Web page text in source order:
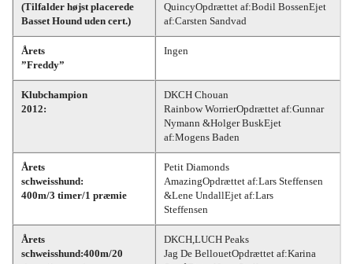
(Tilfalder højst placerede
Basset Hound uden cert.)
QuincyOpdrættet af:Bodil BossenEjet
af:Carsten Sandvad
Årets
”Freddy”
Ingen
Klubchampion
2012:
DKCH Chouan
Rainbow WorrierOpdrættet af:Gunnar
Nymann &Holger BuskEjet
af:Mogens Baden
Årets
schweisshund:
400m/3 timer/1 præmie
Petit Diamonds
AmazingOpdrættet af:Lars Steffensen
&Lene UndallEjet af:Lars
Steffensen
Årets
schweisshund:400m/20
DKCH,LUCH Peaks
Jag De BellouetOpdrættet af:Karina